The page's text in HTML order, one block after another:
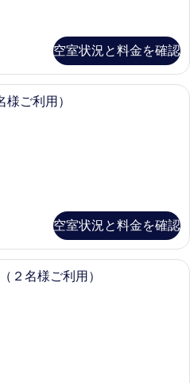
空室状況と料金を確認
セーフティボックス (室内)、デスク
ご利用）
空室状況と料金を確認
セーフティボックス (室内)、デスク
２名様ご利用）